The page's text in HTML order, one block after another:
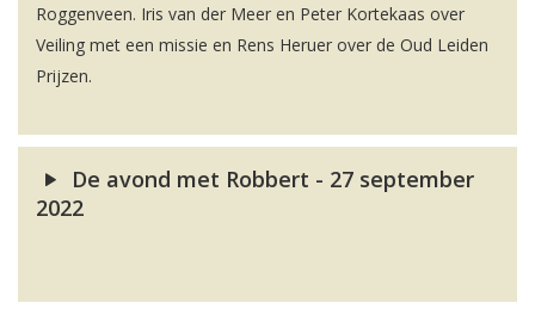
Roggenveen. Iris van der Meer en Peter Kortekaas over
Veiling met een missie en Rens Heruer over de Oud Leiden
Prijzen.
De avond met Robbert - 27 september
2022